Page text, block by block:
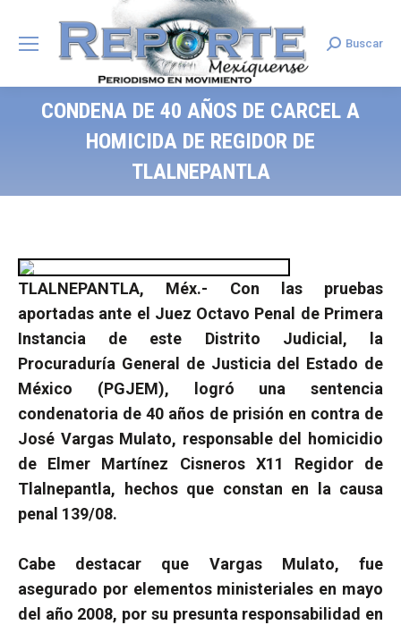
Search:
Buscar
CONDENA DE 40 AÑOS DE CARCEL A
HOMICIDA DE REGIDOR DE
TLALNEPANTLA
TLALNEPANTLA, Méx.- Con las pruebas
aportadas ante el Juez Octavo Penal de Primera
Instancia de este Distrito Judicial, la
Procuraduría General de Justicia del Estado de
México (PGJEM), logró una sentencia
condenatoria de 40 años de prisión en contra de
José Vargas Mulato, responsable del homicidio
de Elmer Martínez Cisneros X11 Regidor de
Tlalnepantla, hechos que constan en la causa
penal 139/08.
Cabe destacar que Vargas Mulato, fue
asegurado por elementos ministeriales en mayo
del año 2008, por su presunta responsabilidad en